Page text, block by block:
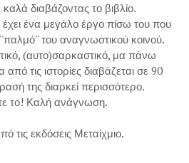
διαβάζοντας το βιβλίο.
ένα μεγάλο έργο πίσω του που
του αναγνωστικού κοινού.
(αυτο)σαρκαστικό, μα πάνω
από τις ιστορίες διαβάζεται σε 90
της διαρκεί περισσότερο.
το! Καλή ανάγνωση.
τις εκδόσεις Μεταίχμιο.